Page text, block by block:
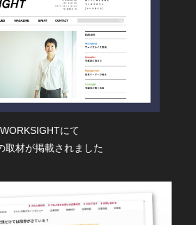
WORKSIGHTにて
取材が掲載されました